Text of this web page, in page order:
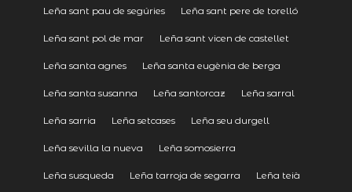
Leña sant pau de segúries Leña sant pere de torelló
Leña sant pol de mar Leña sant vicen de castellet
Leña santa agnes Leña santa eugènia de berga
Leña santa susanna Leña santorcaz Leña sarral
Leña sarria Leña setcases Leña seu durgell
Leña sevilla la nueva Leña somosierra
Leña susqueda Leña tarroja de segarra Leña teià